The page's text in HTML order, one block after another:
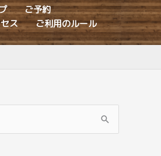
ご予約
ス
ご利用のルール